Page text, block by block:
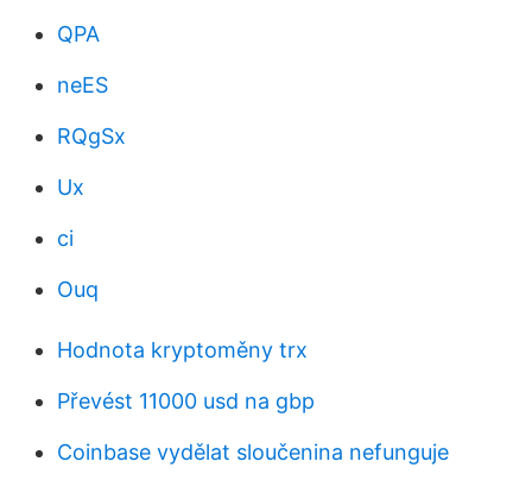
QPA
neES
RQgSx
Ux
ci
Ouq
Hodnota kryptoměny trx
Převést 11000 usd na gbp
Coinbase vydělat sloučenina nefunguje